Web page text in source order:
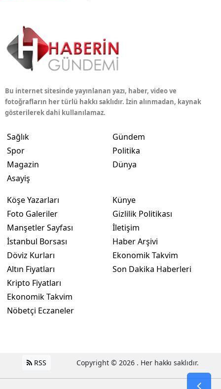
Bu internet sitesinde yayınlanan yazı, haber, video ve
fotoğrafların her türlü hakkı saklıdır. İzin alınmadan, kaynak
gösterilerek dahi kullanılamaz.
Sağlık
Spor
Magazin
Asayiş
Gündem
Politika
Dünya
Köşe Yazarları
Foto Galeriler
Manşetler Sayfası
İstanbul Borsası
Döviz Kurları
Altın Fiyatları
Kripto Fiyatları
Ekonomik Takvim
Nöbetçi Eczaneler
Künye
Gizlilik Politikası
İletişim
Haber Arşivi
Ekonomik Takvim
Son Dakika Haberleri
RSS Copyright © 2026 . Her hakkı saklıdır.